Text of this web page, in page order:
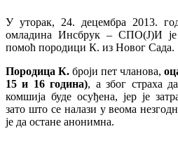
У уторак, 24. децембра 2013.
омладина Инсбрук – СПО(Ј)И је
помоћ породици К. из Новог Сада.
Породица К. броји пет чланова,
15 и 16 година), а због страха
комшија буде осуђена, јер је
зато што се налази у веома
је да остане анонимна.